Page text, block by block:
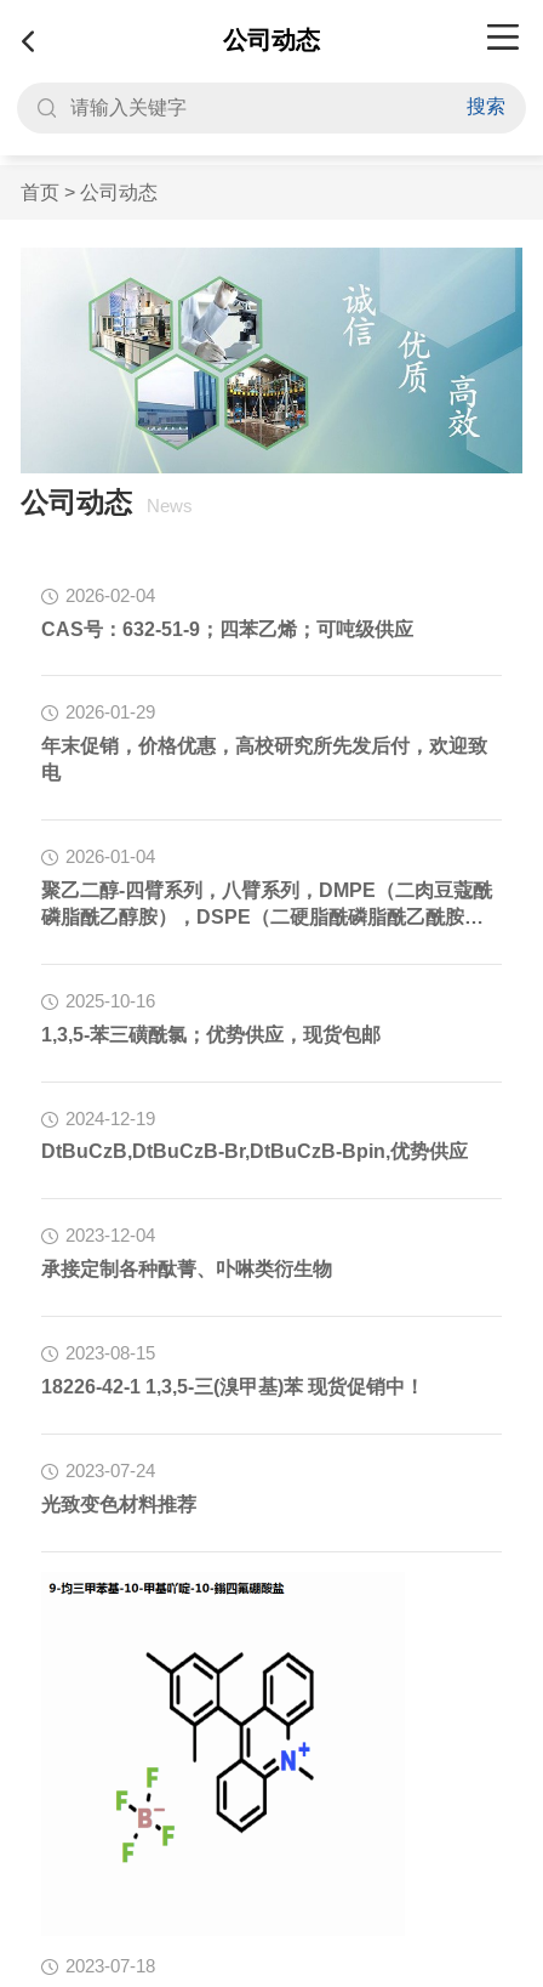
公司动态
搜索
首页> 公司动态
公司动态 News
2026-02-04
CAS号：632-51-9；四苯乙烯；可吨级供应
2026-01-29
年末促销，价格优惠，高校研究所先发后付，欢迎致
电
2026-01-04
聚乙二醇-四臂系列，八臂系列，DMPE（二肉豆蔻酰
磷脂酰乙醇胺），DSPE（二硬脂酰磷脂酰乙酰胺，
醇衍生物均有在售 ！ ！ ！
2025-10-16
1,3,5-苯三磺酰氯；优势供应，现货包邮
2024-12-19
DtBuCzB,DtBuCzB-Br,DtBuCzB-Bpin,优势供应
2023-12-04
承接定制各种酞菁、卟啉类衍生物
2023-08-15
18226-42-1 1,3,5-三(溴甲基)苯 现货促销中！
2023-07-24
光致变色材料推荐
2023-07-18